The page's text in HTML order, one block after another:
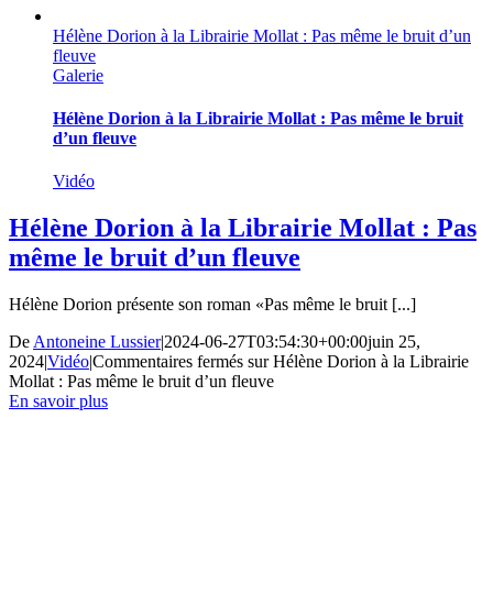
Hélène Dorion à la Librairie Mollat : Pas même le bruit d’un
fleuve
Galerie
Hélène Dorion à la Librairie Mollat : Pas même le bruit
d’un fleuve
Vidéo
Hélène Dorion à la Librairie Mollat : Pas
même le bruit d’un fleuve
Hélène Dorion présente son roman «Pas même le bruit [...]
De Antoneine Lussier|2024-06-27T03:54:30+00:00juin 25,
2024|Vidéo|Commentaires fermés sur Hélène Dorion à la Librairie
Mollat : Pas même le bruit d’un fleuve
En savoir plus